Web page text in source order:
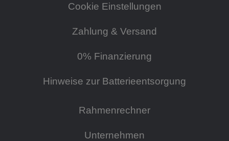
Cookie Einstellungen
Zahlung & Versand
0% Finanzierung
Hinweise zur Batterieentsorgung
Rahmenrechner
Unternehmen